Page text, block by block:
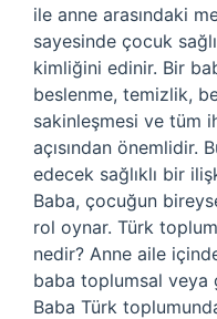
ile anne arasındaki
sayesinde çocuk
kimliğini edinir. Bir
beslenme, temizlik,
sakinleşmesi ve tüm
açısından önemlidir.
edecek sağlıklı bir
Baba, çocuğun
rol oynar. Türk
nedir? Anne aile
baba toplumsal veya
Baba Türk